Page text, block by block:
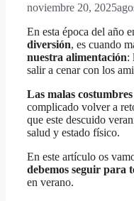
noviembre 20, 2025
En esta época del año
diversión, es cuando
nuestra alimentación:
salir a cenar con los
Las malas
complicado volver a
que este descuido
salud y estado físico.
En este artículo os
debemos seguir para
en verano.